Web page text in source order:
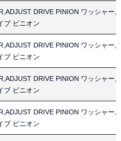
DRIVE PINION ワッシャー,
ブ ピニオン
DRIVE PINION ワッシャー,
ブ ピニオン
DRIVE PINION ワッシャー,
ブ ピニオン
DRIVE PINION ワッシャー,
ブ ピニオン